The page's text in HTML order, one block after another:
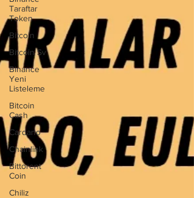
Taraftar
Token
Bitcoin
Bitcoin Sv
Binance
Yeni
Listeleme
Bitcoin
Cash
Cardano
Chainlink
Bittorent
Coin
Chiliz